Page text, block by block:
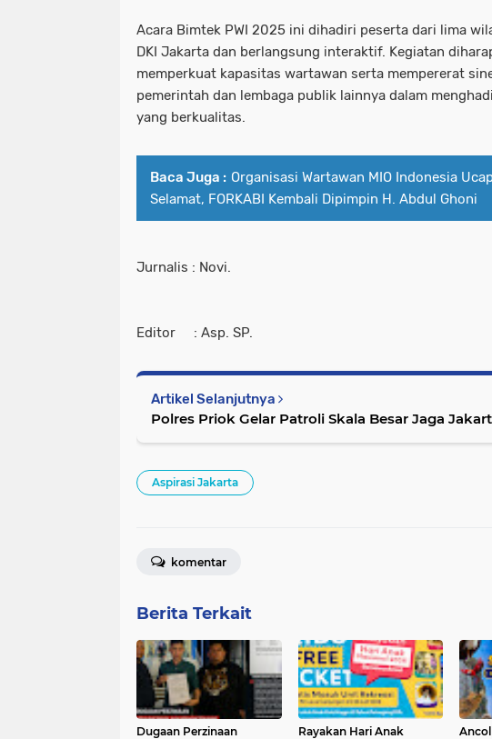
Acara Bimtek PWI 2025 ini dihadiri peserta dari lima
DKI Jakarta dan berlangsung interaktif. Kegiatan
memperkuat kapasitas wartawan serta mempererat
pemerintah dan lembaga publik lainnya dalam
yang berkualitas.
Baca Juga : Organisasi Wartawan MIO Indonesia
Selamat, FORKABI Kembali Dipimpin H. Abdul Ghoni
Jurnalis : Novi.
Editor : Asp. SP.
Artikel Selanjutnya
Polres Priok Gelar Patroli Skala Besar Jaga
Aspirasi Jakarta
komentar
Berita Terkait
Dugaan Perzinaan
Rayakan Hari Anak